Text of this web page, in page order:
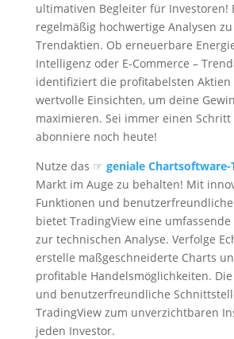
ultimativen Begleiter für Investoren!
regelmäßig hochwertige Analysen
Trendaktien. Ob erneuerbare
Intelligenz oder E-Commerce –
identifiziert die profitabelsten
wertvolle Einsichten, um deine
maximieren. Sei immer einen
abonniere noch heute!
Nutze das ☞ geniale Chartsoftware-
Markt im Auge zu behalten! Mit
Funktionen und
bietet TradingView eine umfassende
zur technischen Analyse. Verfolge
erstelle maßgeschneiderte Charts
profitable Handelsmöglichkeiten.
und benutzerfreundliche
TradingView zum unverzichtbaren
jeden Investor.